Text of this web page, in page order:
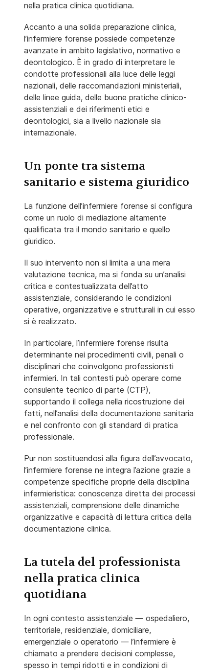
nella pratica clinica quotidiana.
Accanto a una solida preparazione clinica,
l’infermiere forense possiede competenze
avanzate in ambito legislativo, normativo e
deontologico. È in grado di interpretare le
condotte professionali alla luce delle leggi
nazionali, delle raccomandazioni ministeriali,
delle linee guida, delle buone pratiche clinico-
assistenziali e dei riferimenti etici e
deontologici, sia a livello nazionale sia
internazionale.
Un ponte tra sistema
sanitario e sistema giuridico
La funzione dell’infermiere forense si configura
come un ruolo di mediazione altamente
qualificata tra il mondo sanitario e quello
giuridico.
Il suo intervento non si limita a una mera
valutazione tecnica, ma si fonda su un’analisi
critica e contestualizzata dell’atto
assistenziale, considerando le condizioni
operative, organizzative e strutturali in cui esso
si è realizzato.
In particolare, l’infermiere forense risulta
determinante nei procedimenti civili, penali o
disciplinari che coinvolgono professionisti
infermieri. In tali contesti può operare come
consulente tecnico di parte (CTP),
supportando il collega nella ricostruzione dei
fatti, nell’analisi della documentazione sanitaria
e nel confronto con gli standard di pratica
professionale.
Pur non sostituendosi alla figura dell’avvocato,
l’infermiere forense ne integra l’azione grazie a
competenze specifiche proprie della disciplina
infermieristica: conoscenza diretta dei processi
assistenziali, comprensione delle dinamiche
organizzative e capacità di lettura critica della
documentazione clinica.
La tutela del professionista
nella pratica clinica
quotidiana
In ogni contesto assistenziale — ospedaliero,
territoriale, residenziale, domiciliare,
emergenziale o operatorio — l’infermiere è
chiamato a prendere decisioni complesse,
spesso in tempi ridotti e in condizioni di